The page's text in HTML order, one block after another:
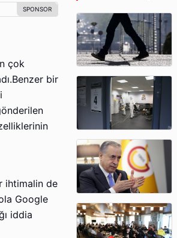
çok
bir
ihtimalin de
Google
iddia